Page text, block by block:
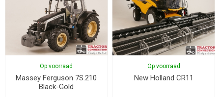
Op voorraad
Massey Ferguson 7S.210
Black-Gold
Op voorraad
New Holland CR11